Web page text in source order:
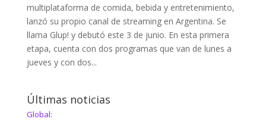
multiplataforma de comida, bebida y entretenimiento,
lanzó su propio canal de streaming en Argentina. Se
llama Glup! y debutó este 3 de junio. En esta primera
etapa, cuenta con dos programas que van de lunes a
jueves y con dos...
Últimas noticias
Global: